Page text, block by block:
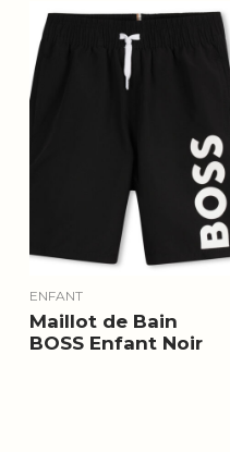
à
35.00 €
ENFANT
Maillot de Bain
BOSS Enfant Noir